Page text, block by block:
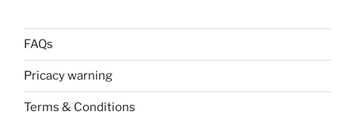
FAQs
Pricacy warning
Terms & Conditions